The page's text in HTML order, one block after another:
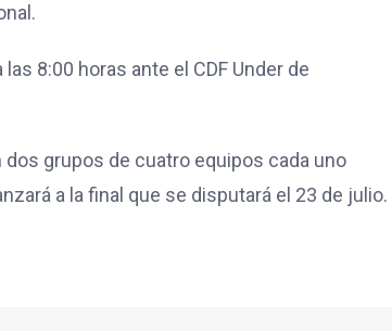
8:00 horas ante el CDF Under de
dos grupos de cuatro equipos cada uno
a la final que se disputará el 23 de julio.